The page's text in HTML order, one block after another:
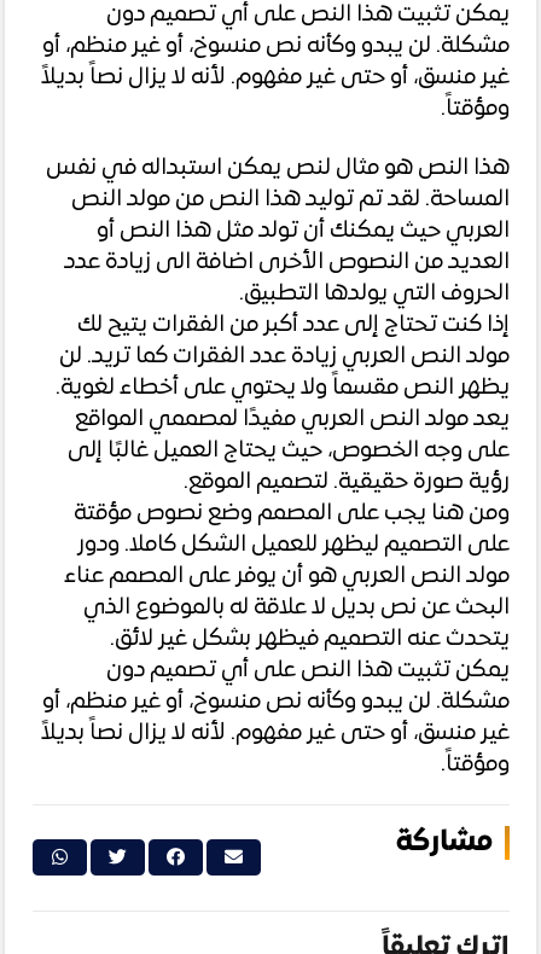
يمكن تثبيت هذا النص على أي تصميم دون
مشكلة. لن يبدو وكأنه نص منسوخ، أو غير منظم، أو
غير منسق، أو حتى غير مفهوم. لأنه لا يزال نصاً بديلاً
ومؤقتاً.
هذا النص هو مثال لنص يمكن استبداله في نفس
المساحة. لقد تم توليد هذا النص من مولد النص
العربي حيث يمكنك أن تولد مثل هذا النص أو
العديد من النصوص الأخرى اضافة الى زيادة عدد
الحروف التي يولدها التطبيق.
إذا كنت تحتاج إلى عدد أكبر من الفقرات يتيح لك
مولد النص العربي زيادة عدد الفقرات كما تريد. لن
يظهر النص مقسماً ولا يحتوي على أخطاء لغوية.
يعد مولد النص العربي مفيدًا لمصممي المواقع
على وجه الخصوص، حيث يحتاج العميل غالبًا إلى
رؤية صورة حقيقية. لتصميم الموقع.
ومن هنا يجب على المصمم وضع نصوص مؤقتة
على التصميم ليظهر للعميل الشكل كاملا. ودور
مولد النص العربي هو أن يوفر على المصمم عناء
البحث عن نص بديل لا علاقة له بالموضوع الذي
يتحدث عنه التصميم فيظهر بشكل غير لائق.
يمكن تثبيت هذا النص على أي تصميم دون
مشكلة. لن يبدو وكأنه نص منسوخ، أو غير منظم، أو
غير منسق، أو حتى غير مفهوم. لأنه لا يزال نصاً بديلاً
ومؤقتاً.
مشاركة